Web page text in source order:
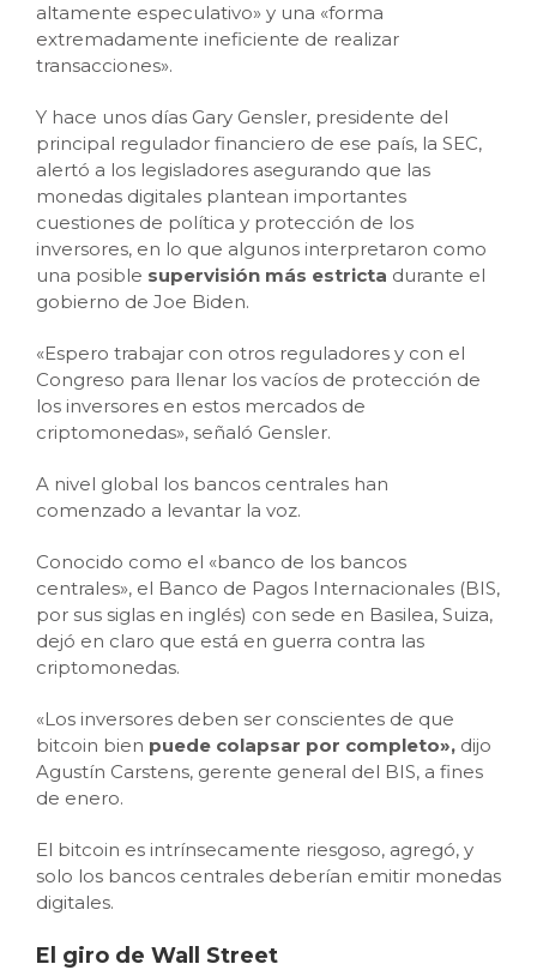
altamente especulativo» y una «forma
extremadamente ineficiente de realizar
transacciones».
Y hace unos días Gary Gensler, presidente del
principal regulador financiero de ese país, la SEC,
alertó a los legisladores asegurando que las
monedas digitales plantean importantes
cuestiones de política y protección de los
inversores, en lo que algunos interpretaron como
una posible supervisión más estricta durante el
gobierno de Joe Biden.
«Espero trabajar con otros reguladores y con el
Congreso para llenar los vacíos de protección de
los inversores en estos mercados de
criptomonedas», señaló Gensler.
A nivel global los bancos centrales han
comenzado a levantar la voz.
Conocido como el «banco de los bancos
centrales», el Banco de Pagos Internacionales (BIS,
por sus siglas en inglés) con sede en Basilea, Suiza,
dejó en claro que está en guerra contra las
criptomonedas.
«Los inversores deben ser conscientes de que
bitcoin bien puede colapsar por completo», dijo
Agustín Carstens, gerente general del BIS, a fines
de enero.
El bitcoin es intrínsecamente riesgoso, agregó, y
solo los bancos centrales deberían emitir monedas
digitales.
El giro de Wall Street